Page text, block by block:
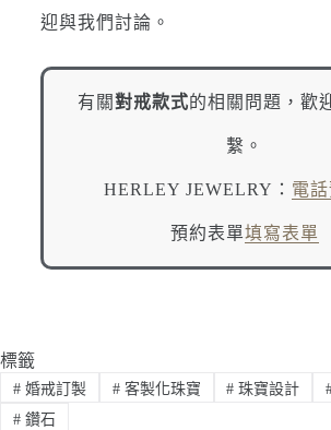
迎與我們討論。
有關對戒款式的相關問題，歡
繫。
HERLEY JEWELRY： 電
預約表單填寫表單
標籤
#婚戒訂製 #客製化珠寶 # 珠寶設計
#鑽石